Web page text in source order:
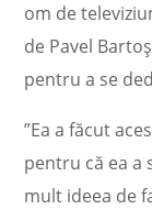
om de
de Pavel
pentru a se
”Ea a făcut
pentru că ea a
mult ideea de